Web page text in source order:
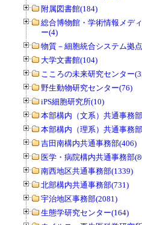
附属図書館(184)
総合博物館・学術情報メディ
ー(4)
物質－細胞統合システム拠点
大学文書館(104)
こころの未来研究センター
野生動物研究センター(76)
iPS細胞研究所(10)
本部構内（文系）共通事務部
本部構内（理系）共通事務部
吉田南構内共通事務部(406)
医学・病院構内共通事務部
南西地区共通事務部(1339)
北部構内共通事務部(731)
宇治地区事務部(2081)
生態学研究センター(164)